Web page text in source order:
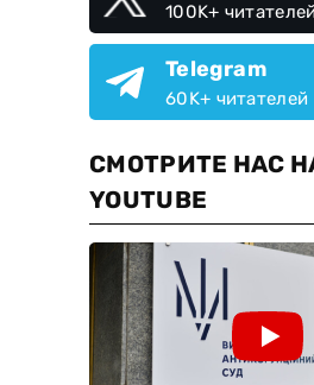
100K+ читателей
Telegram
60K+ читателей
СМОТРИТЕ НАС
YOUTUBE